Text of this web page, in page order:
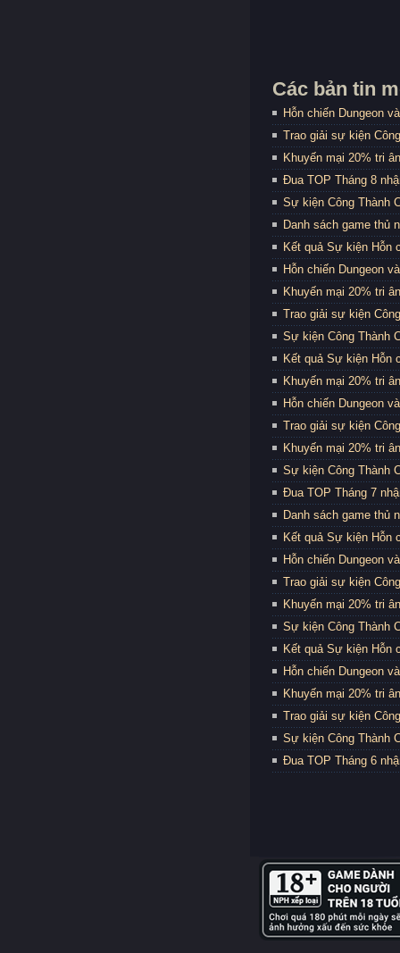
Các bản tin
Hỗn chiến Dungeon
Trao giải sự kiện
Khuyến mại 20% tri
Đua TOP Tháng 8
Sự kiện Công Thành
Danh sách game thủ
Kết quả Sự kiện Hỗn
Hỗn chiến Dungeon
Khuyến mại 20% tri
Trao giải sự kiện
Sự kiện Công Thành
Kết quả Sự kiện Hỗn
Khuyến mại 20% tri
Hỗn chiến Dungeon
Trao giải sự kiện
Khuyến mại 20% tri
Sự kiện Công Thành
Đua TOP Tháng 7
Danh sách game thủ
Kết quả Sự kiện Hỗn
Hỗn chiến Dungeon
Trao giải sự kiện
Khuyến mại 20% tri
Sự kiện Công Thành
Kết quả Sự kiện Hỗn
Hỗn chiến Dungeon
Khuyến mại 20% tri
Trao giải sự kiện
Sự kiện Công Thành
Đua TOP Tháng 6